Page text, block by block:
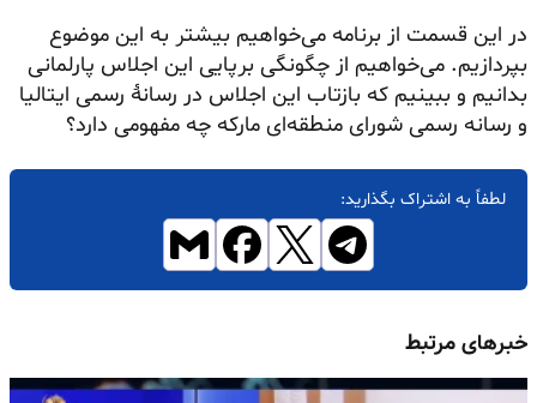
در این قسمت از برنامه می‌خواهیم بیشتر به این موضوع
بپردازیم. می‌خواهیم از چگونگی برپایی این اجلاس پارلمانی
بدانیم و ببینیم که بازتاب این اجلاس در رسانهٔ رسمی ایتالیا
و رسانه رسمی شورای منطقه‌ای مارکه چه مفهومی دارد؟
لطفاً به اشتراک بگذارید:
خبرهای مرتبط